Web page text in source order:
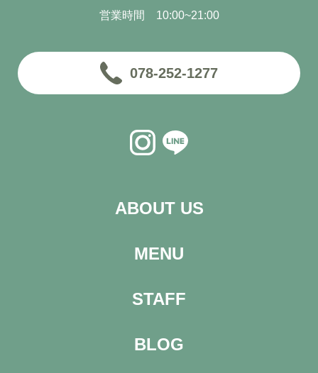
営業時間 10:00~21:00
078-252-1277
ABOUT US
MENU
STAFF
BLOG